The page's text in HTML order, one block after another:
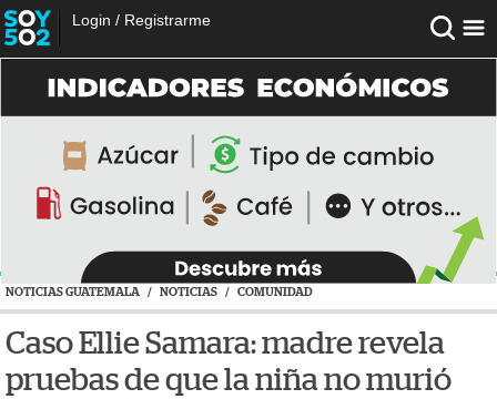
Login / Registrarme
NOTICIAS GUATEMALA / NOTICIAS / COMUNIDAD
Caso Ellie Samara: madre revela
pruebas de que la niña no murió